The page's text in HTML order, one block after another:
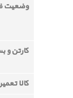
وضعیت
کارتن و
کالا